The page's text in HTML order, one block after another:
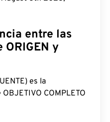
entre las
y
es la
COMPLETO